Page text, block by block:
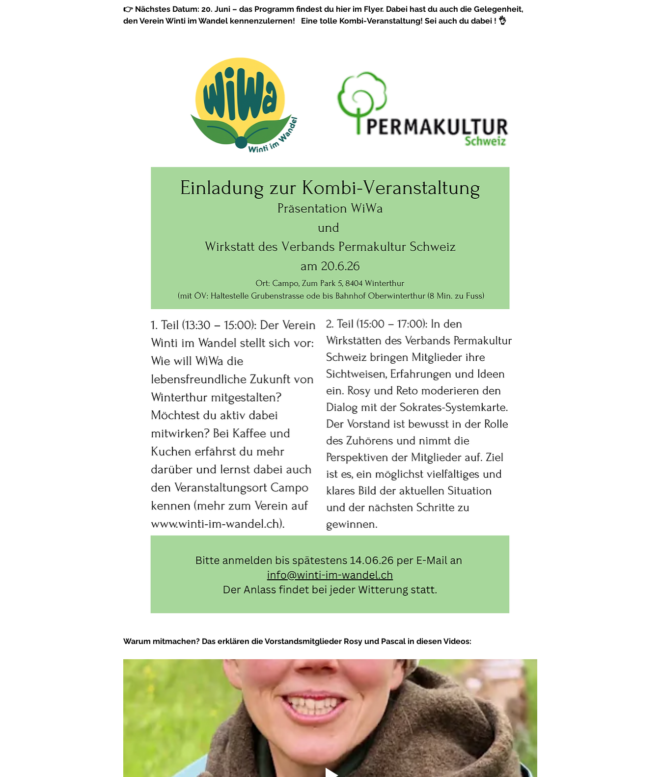
👉 Nächstes Datum: 20. Juni – das Programm findest du hier im Flyer. Dabei hast du auch die Gelegenheit,
den Verein Winti im Wandel kennenzulernen!
Eine tolle Kombi-Veranstaltung! Sei auch du dabei ! 👌
Warum mitmachen? Das erklären die Vorstandsmitglieder Rosy und Pascal in diesen Videos: